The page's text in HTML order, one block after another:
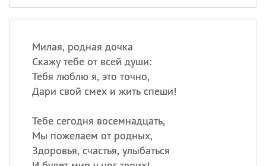
Милая, родная дочка
Скажу тебе от всей души:
Тебя люблю я, это точно,
Дари свой смех и жить спеши!
Тебе сегодня восемнадцать,
Мы пожелаем от родных,
Здоровья, счастья, улыбаться